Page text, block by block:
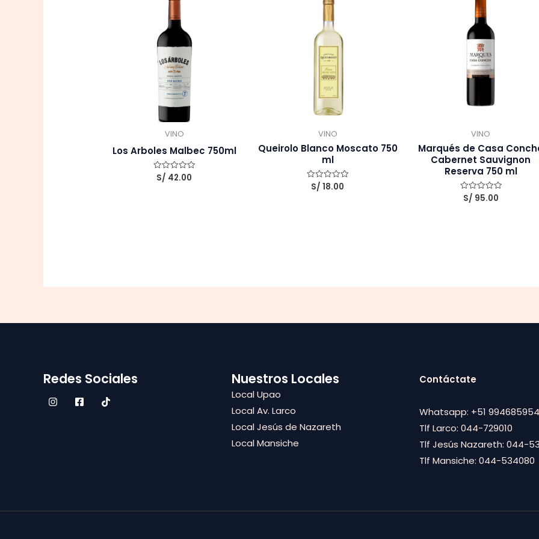
VINO
Los Arboles Malbec 750ml
Valorado
con
S/ 42.00
VINO
Queirolo Blanco Moscato 750
ml
Valorado
con
S/ 18.00
VINO
Marqués de Casa
Cabernet Sauvignon
Reserva 750 ml
Valorado
con
S/ 95.00
Redes Sociales Nuestros Locales
Local Upao
Local Av. Larco
Local Jesús de Nazareth
Local Mansiche
Contáctate
Whatsapp: +51 994685954
Tlf Larco: 044-729010
Tlf Jesús Nazareth: 044-
Tlf Mansiche: 044-534080